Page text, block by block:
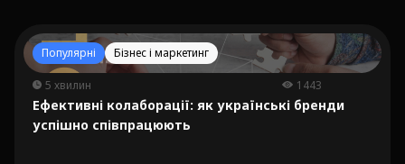
Популярні Бізнес і маркетинг
5 хвилин 1443
Ефективні колаборації: як українські бренди
успішно співпрацюють